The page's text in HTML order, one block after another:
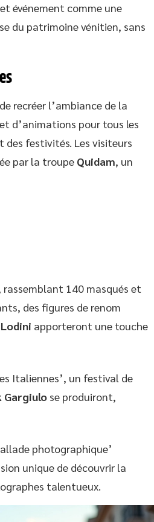
événement comme une
du patrimoine vénitien, sans
recréer l’ambiance de la
d’animations pour tous les
des festivités. Les visiteurs
par la troupe Quidam, un
140 masqués et
des figures de renom
apporteront une touche
Italiennes’, un festival de
Gargiulo se produiront,
photographique’
unique de découvrir la
talentueux.